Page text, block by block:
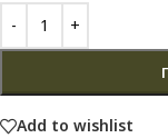
Add to wishlist